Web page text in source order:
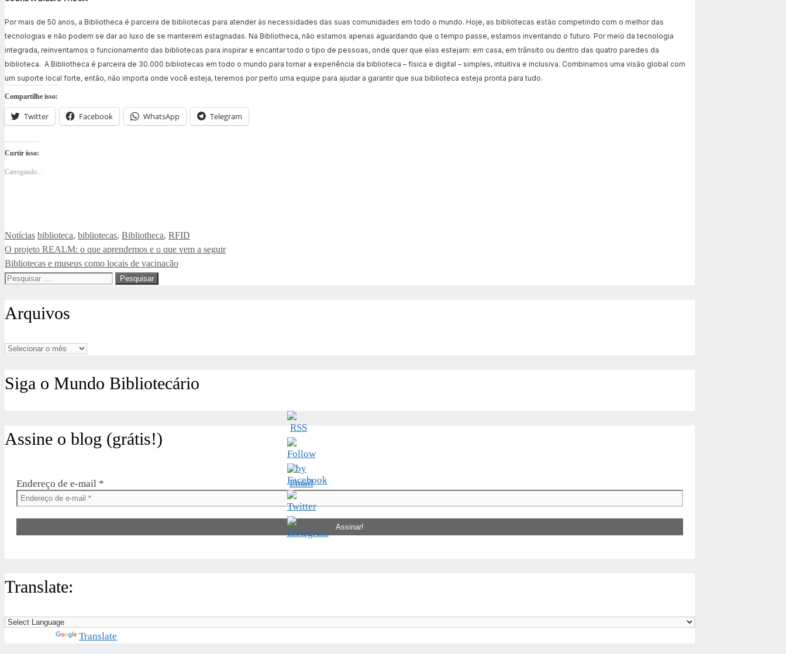
Por mais de 50 anos, a Bibliotheca é parceira de bibliotecas para atender às necessidades das suas comunidades em todo o mundo. Hoje, as bibliotecas estão competindo com o melhor das
tecnologias e não podem se dar ao luxo de se manterem estagnadas. Na Bibliotheca, não estamos apenas aguardando que o tempo passe, estamos inventando o futuro. Por meio da tecnologia
integrada, reinventamos o funcionamento das bibliotecas para inspirar e encantar todo o tipo de pessoas, onde quer que elas estejam: em casa, em trânsito ou dentro das quatro paredes da
biblioteca. A Bibliotheca é parceira de 30.000 bibliotecas em todo o mundo para tornar a experiência da biblioteca – física e digital – simples, intuitiva e inclusiva. Combinamos uma visão global com
um suporte local forte, então, não importa onde você esteja, teremos por perto uma equipe para ajudar a garantir que sua biblioteca esteja pronta para tudo.
Compartilhe isso:
Twitter Facebook WhatsApp Telegram
Curtir isso:
Carregando...
Categorias
Notícias Tags
biblioteca, bibliotecas, Bibliotheca, RFID
O projeto REALM: o que aprendemos e o que vem a seguir
Bibliotecas e museus como locais de vacinação
Pesquisar
Arquivos
Arquivos
Siga o Mundo Bibliotecário
Assine o blog (grátis!)
Endereço de e-mail *
Translate:
Translate